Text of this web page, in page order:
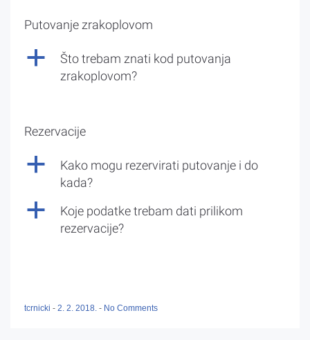
Putovanje zrakoplovom
a
Što trebam znati kod putovanja
zrakoplovom?
Rezervacije
a
Kako mogu rezervirati putovanje i do
kada?
a
Koje podatke trebam dati prilikom
rezervacije?
tcrnicki - 2. 2. 2018. - No Comments